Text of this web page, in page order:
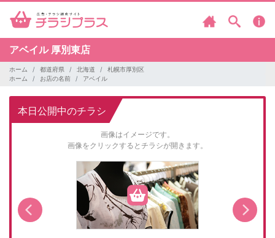
アベイル 厚別東店
ホーム 都道府県 北海道
札幌市厚別区
ホーム
お店の名前 アベイル
本日公開中のチラシ
画像はイメージです。
画像をクリックするとチラシが開きます。